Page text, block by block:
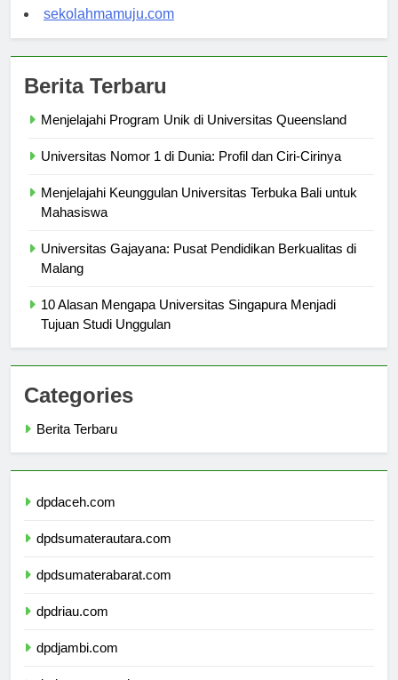
sekolahsorong.com
Menjelajahi Keunggulan Universitas Terbuka Bali untuk
Universitas Gajayana: Pusat Pendidikan Berkualitas di
10 Alasan Mengapa Universitas Singapura Menjadi
Categories